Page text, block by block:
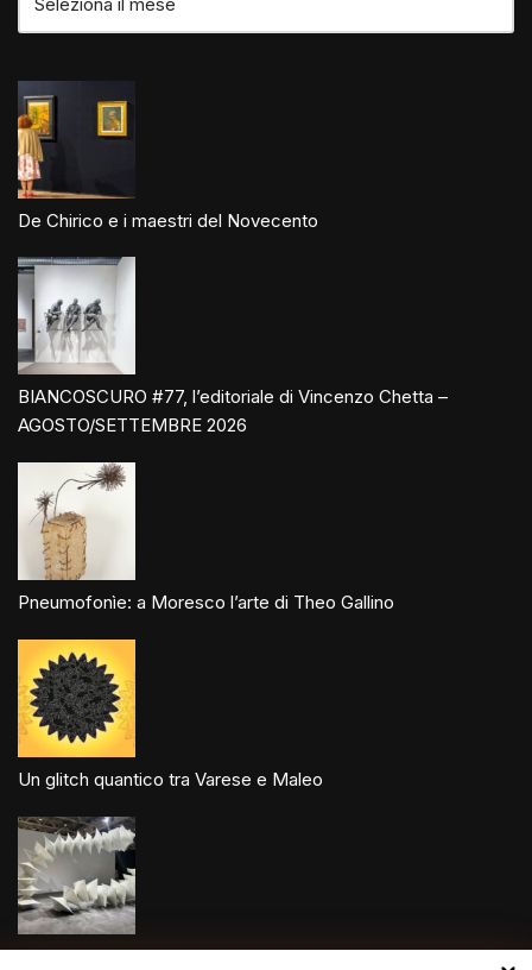
De Chirico e i maestri del Novecento
BIANCOSCURO #77, l’editoriale di Vincenzo Chetta –
AGOSTO/SETTEMBRE 2026
Pneumofonìe: a Moresco l’arte di Theo Gallino
Un glitch quantico tra Varese e Maleo
Speciale Art Basel 2026